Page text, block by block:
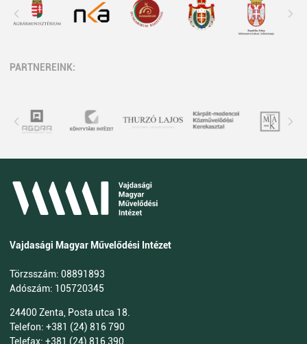
PARTNEREINK:
Vajdasági Magyar Művelődési Intézet
Törzsszám: 08891893
Adószám: 105720345
24400 Zenta, Posta utca 18.
Telefon: +381 (24) 816 790
Telefax: +381 (24) 816 390